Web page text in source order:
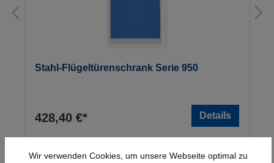
Stahl-Flügeltürenschrank Serie 950
428,40 €* Details
Wir verwenden Cookies, um unsere Webseite optimal zu